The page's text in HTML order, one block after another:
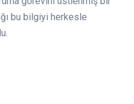
bu bilgiyi herkesle